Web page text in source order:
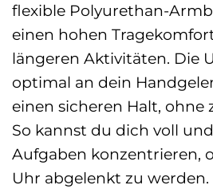
flexible Polyurethan-
einen hohen
längeren Aktivitäten. Die
optimal an dein
einen sicheren Halt, ohne
So kannst du dich voll
Aufgaben konzentrieren,
Uhr abgelenkt zu werden.